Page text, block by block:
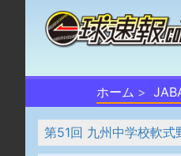
ホーム
第51回 九州中学校軟